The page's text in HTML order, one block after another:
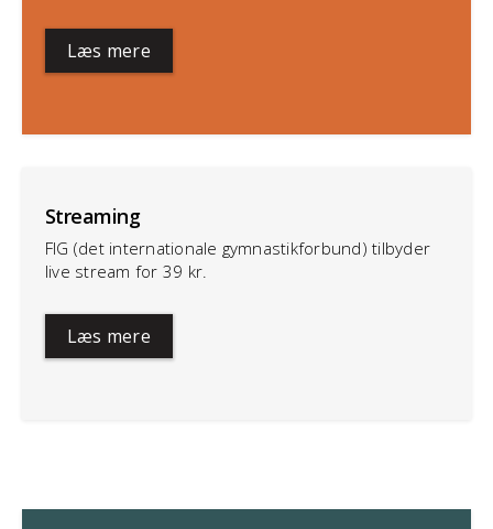
Læs mere
Streaming
FIG (det internationale gymnastikforbund) tilbyder
live stream for 39 kr.
Læs mere